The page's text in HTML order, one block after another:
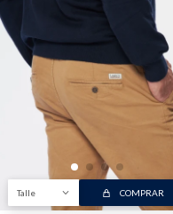
Talle COMPRAR
TALLES GRANDES